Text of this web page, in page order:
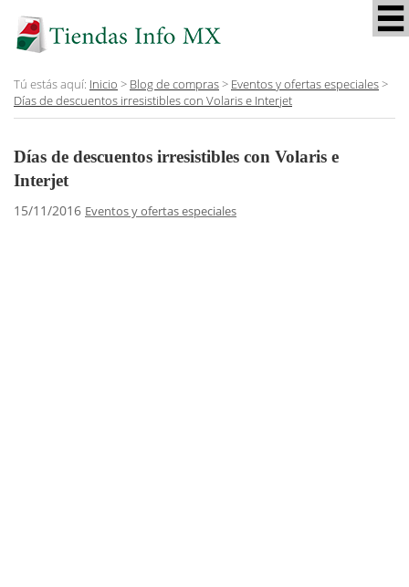
Tú estás aquí: Inicio > Blog de compras> Eventos y ofertas especiales>
Días de descuentos irresistibles con Volaris e Interjet
Días de descuentos irresistibles con Volaris e
Interjet
15/11/2016 Eventos y ofertas especiales